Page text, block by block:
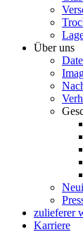
Über uns
zulieferer
Karriere